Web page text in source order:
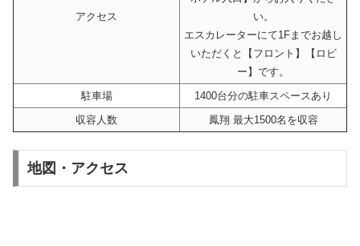
アクセス
い。
エスカレーターにて1Fまでお越し
いただくと【フロント】【ロビ
ー】です。
駐車場
1400台分の駐車スペースあり
収容人数
鳳翔 最大1500名を収容
地図・アクセス